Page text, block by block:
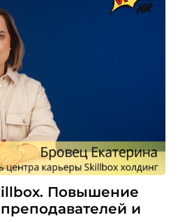
Повышение
и